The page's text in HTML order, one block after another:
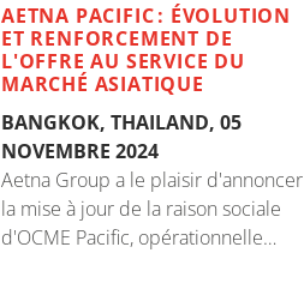
AETNA PACIFIC : ÉVOLUTION
ET RENFORCEMENT DE
L'OFFRE AU SERVICE DU
MARCHÉ ASIATIQUE
BANGKOK, THAILAND, 05
NOVEMBRE 2024
Aetna Group a le plaisir d'annoncer
la mise à jour de la raison sociale
d'OCME Pacific, opérationnelle